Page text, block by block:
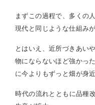
まずこの過程で、多くの
現代と同じような仕組み
とはいえ、近所づきあい
物にならないほど強かっ
に今よりもずっと畑が身
時代の流れとともに品種